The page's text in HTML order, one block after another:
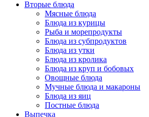
Вторые блюда
Мясные блюда
Блюда из курицы
Рыба и морепродукты
Блюда из субпродуктов
Блюда из утки
Блюда из кролика
Блюда из круп и бобовых
Овощные блюда
Мучные блюда и макароны
Блюда из яиц
Постные блюда
Выпечка